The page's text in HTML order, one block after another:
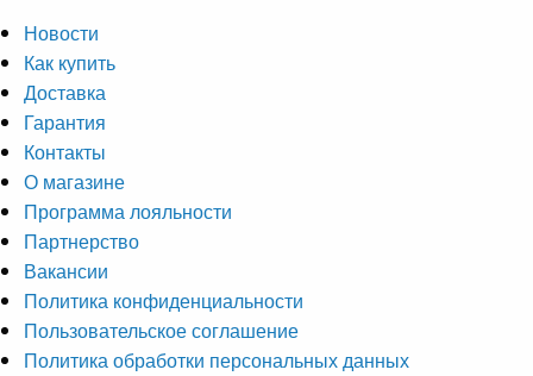
Новости
Как купить
Доставка
Гарантия
Контакты
О магазине
Программа лояльности
Партнерство
Вакансии
Политика конфиденциальности
Пользовательское соглашение
Политика обработки персональных данных